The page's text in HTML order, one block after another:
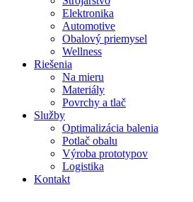
Elektronika
Automotive
Obalový priemysel
Wellness
Riešenia
Na mieru
Materiály
Povrchy a tlač
Služby
Optimalizácia balenia
Potlač obalu
Výroba prototypov
Logistika
Kontakt